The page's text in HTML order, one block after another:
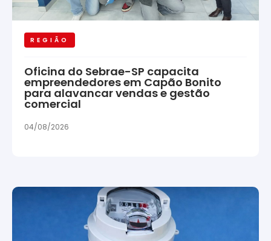
REGIÃO
Oficina do Sebrae-SP capacita
empreendedores em Capão Bonito
para alavancar vendas e gestão
comercial
04/08/2026